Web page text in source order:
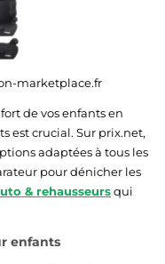
marketplace.fr
de vos enfants en
est crucial. Sur prix.net,
adaptées à tous les
pour dénicher les
& rehausseursqui
enfants